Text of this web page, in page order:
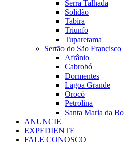
Serra Talhada
Solidão
Tabira
Triunfo
Tuparetama
Sertão do São Francisco
Afrânio
Cabrobó
Dormentes
Lagoa Grande
Orocó
Petrolina
Santa Maria da
ANUNCIE
EXPEDIENTE
FALE CONOSCO